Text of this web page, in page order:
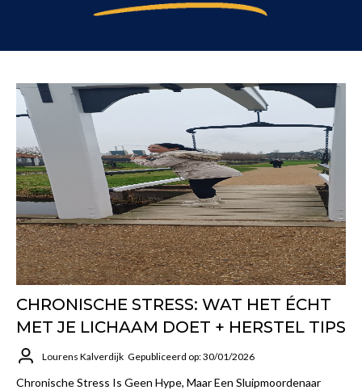
CHRONISCHE STRESS: WAT HET ÉCHT
MET JE LICHAAM DOET + HERSTEL TIPS
Lourens Kalverdijk Gepubliceerd op: 30/01/2026
Chronische Stress Is Geen Hype, Maar Een Sluipmoordenaar